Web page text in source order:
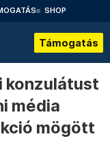
SHOP
Támogatás
konzulátust
média
mögött